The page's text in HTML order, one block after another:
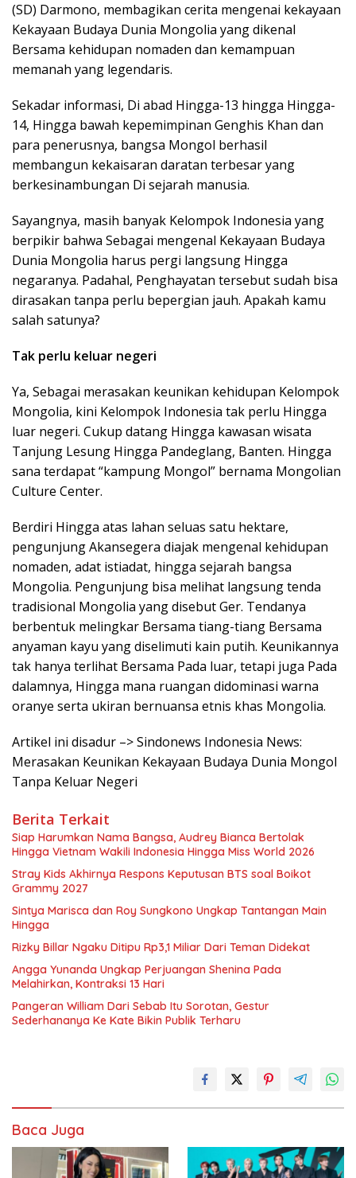
(SD) Darmono, membagikan cerita mengenai kekayaan
Kekayaan Budaya Dunia Mongolia yang dikenal
Bersama kehidupan nomaden dan kemampuan
memanah yang legendaris.
Sekadar informasi, Di abad Hingga-13 hingga Hingga-
14, Hingga bawah kepemimpinan Genghis Khan dan
para penerusnya, bangsa Mongol berhasil
membangun kekaisaran daratan terbesar yang
berkesinambungan Di sejarah manusia.
Sayangnya, masih banyak Kelompok Indonesia yang
berpikir bahwa Sebagai mengenal Kekayaan Budaya
Dunia Mongolia harus pergi langsung Hingga
negaranya. Padahal, Penghayatan tersebut sudah bisa
dirasakan tanpa perlu bepergian jauh. Apakah kamu
salah satunya?
Tak perlu keluar negeri
Ya, Sebagai merasakan keunikan kehidupan Kelompok
Mongolia, kini Kelompok Indonesia tak perlu Hingga
luar negeri. Cukup datang Hingga kawasan wisata
Tanjung Lesung Hingga Pandeglang, Banten. Hingga
sana terdapat “kampung Mongol” bernama Mongolian
Culture Center.
Berdiri Hingga atas lahan seluas satu hektare,
pengunjung Akansegera diajak mengenal kehidupan
nomaden, adat istiadat, hingga sejarah bangsa
Mongolia. Pengunjung bisa melihat langsung tenda
tradisional Mongolia yang disebut Ger. Tendanya
berbentuk melingkar Bersama tiang-tiang Bersama
anyaman kayu yang diselimuti kain putih. Keunikannya
tak hanya terlihat Bersama Pada luar, tetapi juga Pada
dalamnya, Hingga mana ruangan didominasi warna
oranye serta ukiran bernuansa etnis khas Mongolia.
Artikel ini disadur –> Sindonews Indonesia News:
Merasakan Keunikan Kekayaan Budaya Dunia Mongol
Tanpa Keluar Negeri
Berita Terkait
Siap Harumkan Nama Bangsa, Audrey Bianca Bertolak
Hingga Vietnam Wakili Indonesia Hingga Miss World 2026
Stray Kids Akhirnya Respons Keputusan BTS soal Boikot
Grammy 2027
Sintya Marisca dan Roy Sungkono Ungkap Tantangan Main
Hingga
Rizky Billar Ngaku Ditipu Rp3,1 Miliar Dari Teman Didekat
Angga Yunanda Ungkap Perjuangan Shenina Pada
Melahirkan, Kontraksi 13 Hari
Pangeran William Dari Sebab Itu Sorotan, Gestur
Sederhananya Ke Kate Bikin Publik Terharu
Baca Juga